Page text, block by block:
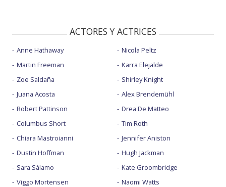
ACTORES Y ACTRICES
Anne Hathaway
Martin Freeman
Zoe Saldaña
Juana Acosta
Robert Pattinson
Columbus Short
Chiara Mastroianni
Dustin Hoffman
Sara Sálamo
Viggo Mortensen
Nicola Peltz
Karra Elejalde
Shirley Knight
Alex Brendemühl
Drea De Matteo
Tim Roth
Jennifer Aniston
Hugh Jackman
Kate Groombridge
Naomi Watts